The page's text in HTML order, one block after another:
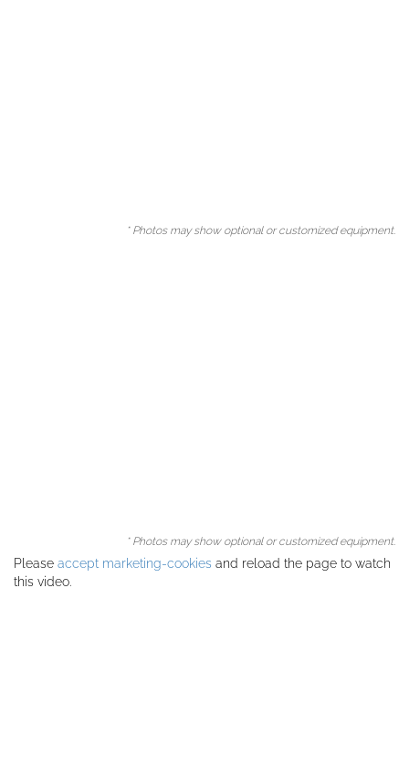
* Photos may show optional or customized equipment.
* Photos may show optional or customized equipment.
Please accept marketing-cookies and reload the page to watch
this video.